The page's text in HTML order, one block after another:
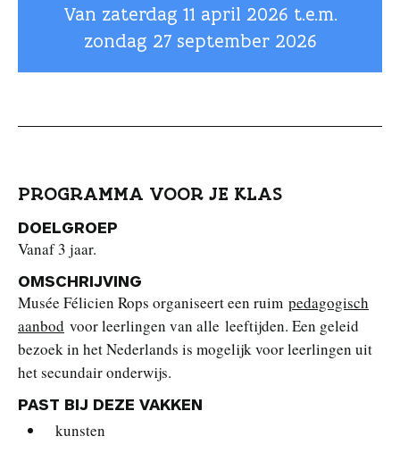
Van zaterdag 11 april 2026 t.e.m.
zondag 27 september 2026
PROGRAMMA VOOR JE KLAS
DOELGROEP
Vanaf 3 jaar.
OMSCHRIJVING
Musée Félicien Rops organiseert een ruim pedagogisch
aanbod voor leerlingen van alle leeftijden. Een geleid
bezoek in het Nederlands is mogelijk voor leerlingen uit
het secundair onderwijs.
PAST BIJ DEZE VAKKEN
kunsten